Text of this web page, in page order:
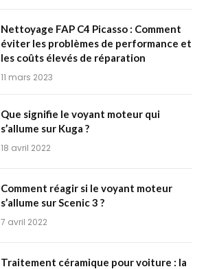
Nettoyage FAP C4 Picasso : Comment
éviter les problèmes de performance et
les coûts élevés de réparation
11 mars 2023
Que signifie le voyant moteur qui
s’allume sur Kuga ?
18 avril 2022
Comment réagir si le voyant moteur
s’allume sur Scenic 3 ?
7 avril 2022
Traitement céramique pour voiture : la